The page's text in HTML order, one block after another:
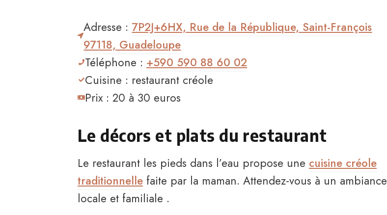
Adresse : 7P2J+6HX, Rue de la République, Saint-François
97118, Guadeloupe
Téléphone : +590 590 88 60 02
Cuisine : restaurant créole
Prix : 20 à 30 euros
Le décors et plats du restaurant
Le restaurant les pieds dans l’eau propose une cuisine créole
traditionnelle faite par la maman. Attendez-vous à un ambiance
locale et familiale .